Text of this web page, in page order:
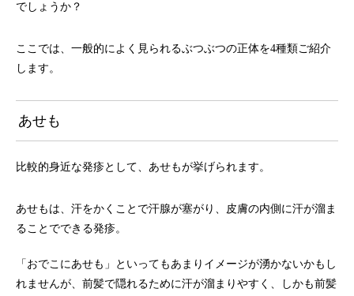
でしょうか？
ここでは、一般的によく見られるぶつぶつの正体を4種類ご紹介
します。
あせも
比較的身近な発疹として、あせもが挙げられます。
あせもは、汗をかくことで汗腺が塞がり、皮膚の内側に汗が溜ま
ることでできる発疹。
「おでこにあせも」といってもあまりイメージが湧かないかもし
れませんが、前髪で隠れるために汗が溜まりやすく、しかも前髪